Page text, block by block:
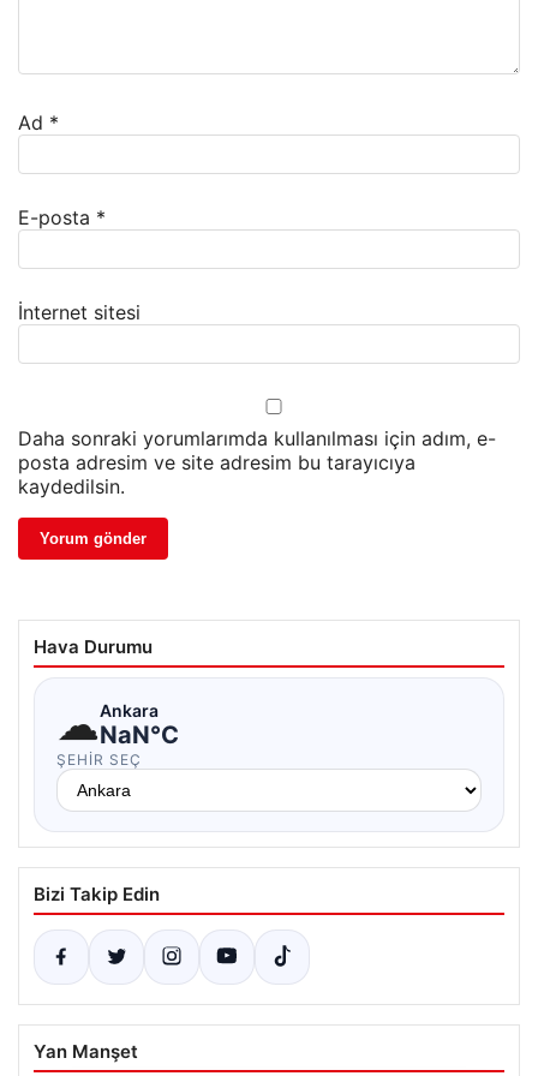
Ad *
E-posta *
İnternet sitesi
Daha sonraki yorumlarımda kullanılması için adım, e-
posta adresim ve site adresim bu tarayıcıya
kaydedilsin.
Hava Durumu
☁Ankara
NaN°C
ŞEHIR SEÇ
Bizi Takip Edin
Yan Manşet